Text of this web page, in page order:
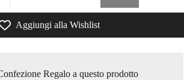
Aggiungi alla Wishlist
Regalo a questo prodotto